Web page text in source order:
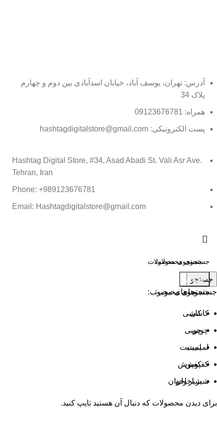
آدرس: تهران، یوسف آباد، خیابان اسدآبادی بین دوم و چهارم
پلاک 34
همراه: 09123676781
پست الکترونیکی: hashtagdigitalstore@gmail.com
Hashtag Digital Store, #34, Asad Abadi St. Vali Asr Ave.
Tehran, Iran
Phone: +989123676781
Email: Hashtagdigitalstore@gmail.com
جستجو
جستجوهای محبوب:
کاشی
چوبی
لمینیت
کفپوش
شیر اخوان
برای دیدن محصولات که دنبال آن هستید تایپ کنید.
جستجو
جستجوهای محبوب:
کاشی
چوبی
لمینیت
کفپوش
شیر اخوان